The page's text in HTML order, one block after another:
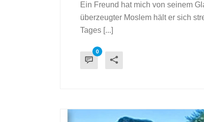
Ein Freund hat mich von seinem
überzeugter Moslem hält er sich
Tages [...]
0